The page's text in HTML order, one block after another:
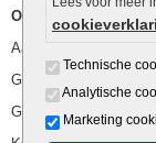
Technische
Analytische
Marketing
Overig
Aanbiedingen
Goedkope bestrating
Goedkope tuintegels